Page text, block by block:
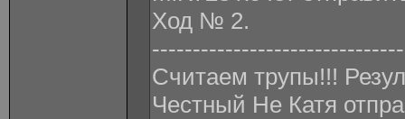
Ход № 2.
Считаем трупы!!!
Честный Не Катя